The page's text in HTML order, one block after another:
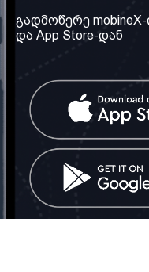
ჩვენ შესახებ
ჩვენი სერვისები
კონტაქტი
საქართველო:
ტელ: 032 2 04 00 50
ელ. ფოსტა:
info@mobinex.ge
გადმოწერე
და App Store-დან